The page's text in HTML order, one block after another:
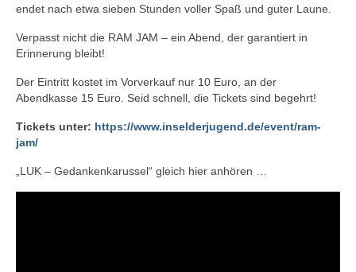
endet nach etwa sieben Stunden voller Spaß und guter Laune.
Verpasst nicht die RAM JAM – ein Abend, der garantiert in
Erinnerung bleibt!
Der Eintritt kostet im Vorverkauf nur 10 Euro, an der
Abendkasse 15 Euro. Seid schnell, die Tickets sind begehrt!
Tickets unter: https://www.inselderjugend.de/event/ram-
jam/
„LUK – Gedankenkarussel“ gleich hier anhören …